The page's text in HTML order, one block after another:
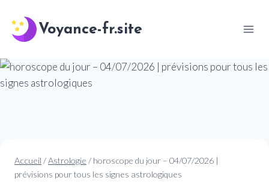
contenu
Voyance-fr.site
Accueil /Astrologie / horoscope du jour – 04/07/2026 |
prévisions pour tous les signes astrologiques